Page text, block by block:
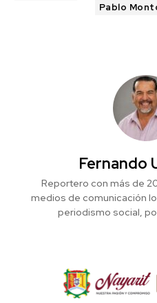
Pablo
Fernando
Reportero con más de
medios de comunicación
periodismo social,